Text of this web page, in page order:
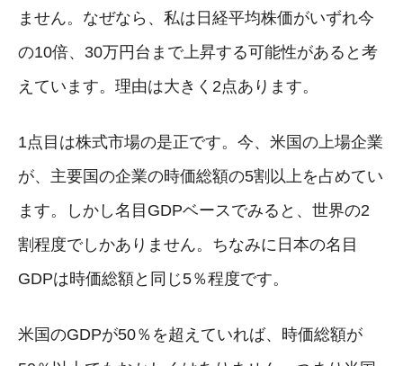
ません。なぜなら、私は日経平均株価がいずれ今
の10倍、30万円台まで上昇する可能性があると考
えています。理由は大きく2点あります。
1点目は株式市場の是正です。今、米国の上場企業
が、主要国の企業の時価総額の5割以上を占めてい
ます。しかし名目GDPベースでみると、世界の2
割程度でしかありません。ちなみに日本の名目
GDPは時価総額と同じ5％程度です。
米国のGDPが50％を超えていれば、時価総額が